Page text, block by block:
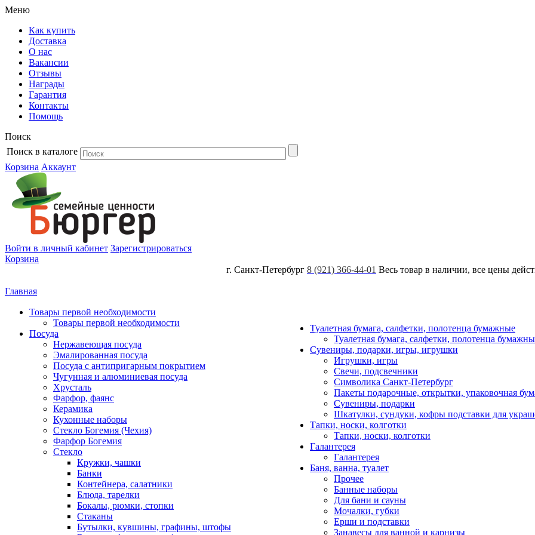
Меню
Как купить
Доставка
О нас
Вакансии
Отзывы
Награды
Гарантия
Контакты
Помощь
Поиск
Поиск в каталоге
Корзина Аккаунт
Войти в личный кабинет Зарегистрироваться
Корзина
г. Санкт-Петербург 8 (921) 366-44-01 Весь товар в наличии, все цены
Главная
Товары первой необходимости
Товары первой необходимости
Посуда
Нержавеющая посуда
Эмалированная посуда
Посуда с антипригарным покрытием
Чугунная и алюминиевая посуда
Хрусталь
Фарфор, фаянс
Керамика
Кухонные наборы
Стекло Богемия (Чехия)
Фарфор Богемия
Стекло
Кружки, чашки
Банки
Контейнера, салатники
Блюда, тарелки
Бокалы, рюмки, стопки
Стаканы
Бутылки, кувшины, графины, штофы
Туалетная бумага, салфетки, полотенца бумажные
Туалетная бумага, салфетки, полотенца
Сувениры, подарки, игры, игрушки
Игрушки, игры
Свечи, подсвечники
Символика Санкт-Петербург
Пакеты подарочные, открытки, упаковочная
Сувениры, подарки
Шкатулки, сундуки, кофры подставки для
Тапки, носки, колготки
Тапки, носки, колготки
Галантерея
Галантерея
Баня, ванна, туалет
Прочее
Банные наборы
Для бани и сауны
Мочалки, губки
Ерши и подставки
Занавесы для ванной и карнизы